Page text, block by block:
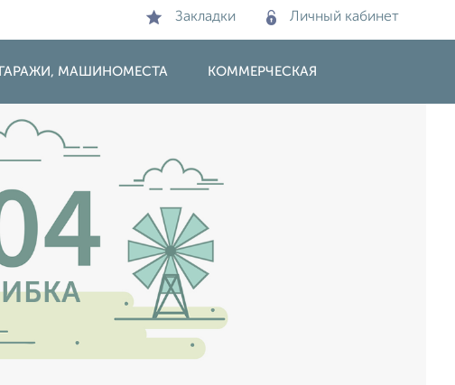
Закладки Личный кабинет
ГАРАЖИ, МАШИНОМЕСТА КОММЕРЧЕСКАЯ